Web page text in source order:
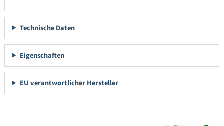
Technische Daten
Eigenschaften
EU verantwortlicher Hersteller